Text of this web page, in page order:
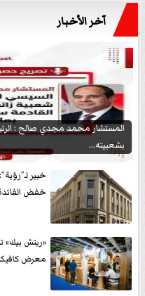
آخر الأخبار
المستشار محمد مجدي صالح :
بشعبيته...
خبير
خفض
«ريتش بيك»
معرض كافيكس2026 وتطرح 10